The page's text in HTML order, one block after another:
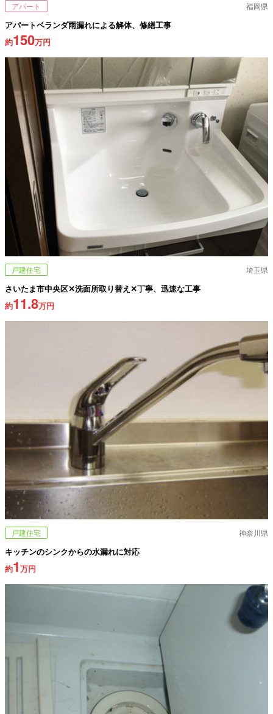
アパート 福岡県
アパートベランダ雨漏れによる解体、修繕工事
約150万円
戸建住宅 埼玉県
さいたま市中央区✕洗面所取り替え✕丁寧、迅速な工事
約11.8万円
戸建住宅 神奈川県
キッチンのシンクからの水漏れに対応
約1万円